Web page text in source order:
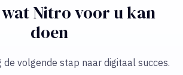
Nitro voor u kan
doen
de volgende stap naar digitaal succes.